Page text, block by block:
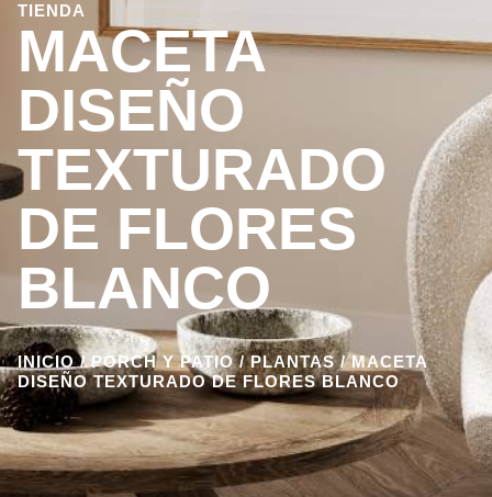
TIENDA
MACETA
DISEÑO
TEXTURADO
DE FLORES
BLANCO
INICIO/PORCH Y PATIO/PLANTAS/ MACETA
DISEÑO TEXTURADO DE FLORES BLANCO